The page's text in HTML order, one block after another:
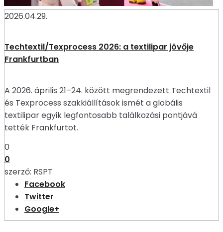
2026.04.29.
Techtextil/Texprocess 2026: a textilipar jövője
Frankfurtban
A 2026. április 21–24. között megrendezett Techtextil
és Texprocess szakkiállítások ismét a globális
textilipar egyik legfontosabb találkozási pontjává
tették Frankfurtot.
0
0
szerző: RSPT
Facebook
Twitter
Google+